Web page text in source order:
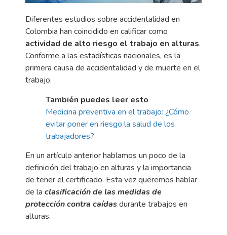
Diferentes estudios sobre accidentalidad en
Colombia han coincidido en calificar como
actividad de alto riesgo el trabajo en alturas.
Conforme a las estadísticas nacionales, es la
primera causa de accidentalidad y de muerte en el
trabajo.
También puedes leer esto
Medicina preventiva en el trabajo: ¿Cómo
evitar poner en riesgo la salud de los
trabajadores?
En un artículo anterior hablamos un poco de la
definición del trabajo en alturas y la importancia
de tener el certificado. Esta vez queremos hablar
de la clasificación de las medidas de
protección contra caídasdurante trabajos en
alturas.